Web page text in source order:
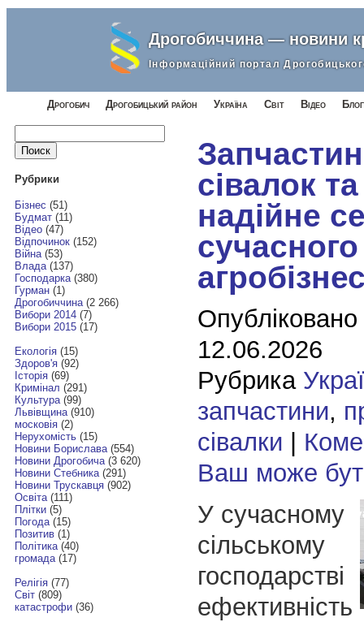
Дрогобиччина — новини
Інформаційний портал
Дрогобич Дрогобицький район Україна Світ Відео
Найти:
Рубрики
Бізнес (51)
Будмат(11)
Відео(47)
Відпочинок(152)
Війна(53)
Влада(137)
Господарка(380)
Гурман(1)
Дрогобиччина(2 266)
Вибори 2014(7)
Вибори 2015(17)
Екологія(15)
Здоров'я(92)
Історія(69)
Кримінал (291)
Культура(99)
Львівщина(910)
московія(2)
Нерухомість(15)
Новини Борислава(554)
Новини Дрогобича(3 620)
Новини Стебника(291)
Новини Трускавця(902)
Освіта(111)
Плітки(5)
Погода(15)
Позитив(1)
Політика(40)
громада(17)
Релігія(77)
Світ(809)
катастрофи(36)
сівалок
надійне
сучасного
12.06.2026
Рубрика
запчастини,
сівалки |
Ваш може
У сучасному
сільському
господарстві
ефективність